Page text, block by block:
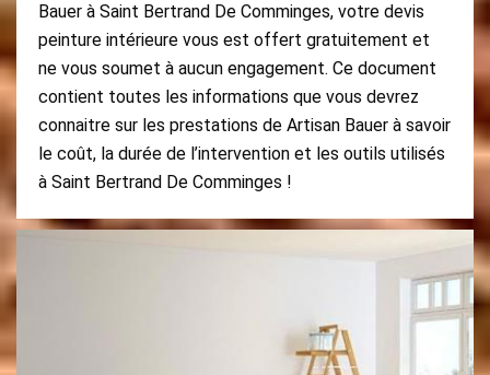
Bauer à Saint Bertrand De Comminges, votre devis
peinture intérieure vous est offert gratuitement et
ne vous soumet à aucun engagement. Ce document
contient toutes les informations que vous devrez
connaitre sur les prestations de Artisan Bauer à savoir
le coût, la durée de l’intervention et les outils utilisés
à Saint Bertrand De Comminges !